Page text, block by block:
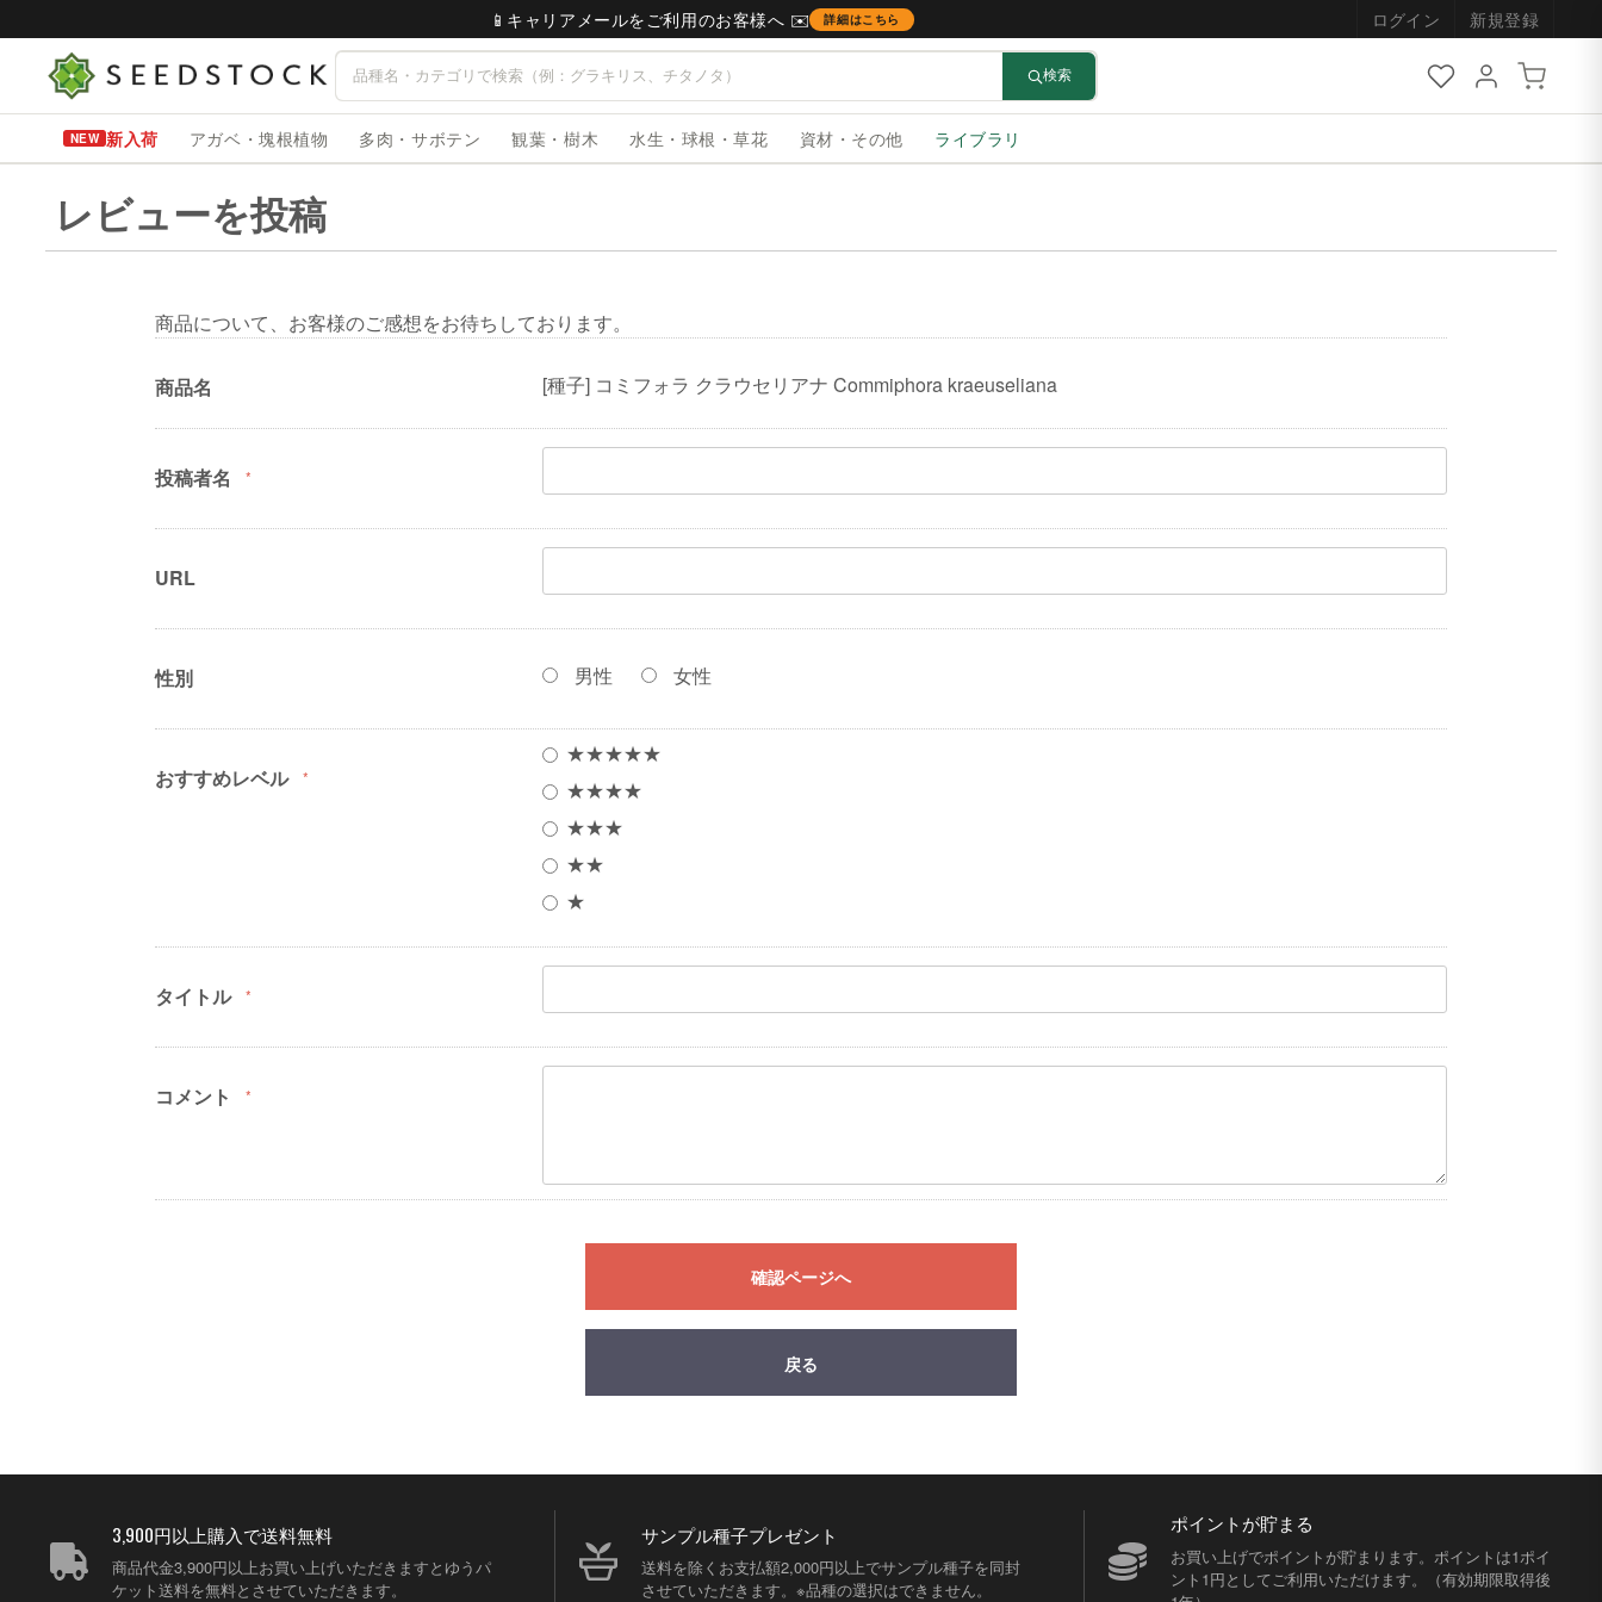
📱キャリアメールをご利用のお客様へ ✉️ 詳細はこちら ログイン 新規登録
検索
新入荷 アガベ・塊根植物 多肉・サボテン 観葉・樹木 水生・球根・草花 資材・その他 ライブラリ
レビューを投稿
商品について、お客様のご感想をお待ちしております。
商品名 [種子] コミフォラ クラウセリアナ Commiphora kraeuseliana
投稿者名 *
URL
性別 男性 女性
おすすめレベル *
★★★★★
★★★★
★★★
★★
★
タイトル *
コメント *
確認ページへ
戻る
3,900円以上購入で送料無料
商品代金3,900円以上お買い上げいただきますとゆうパ
ケット送料を無料とさせていただきます。
サンプル種子プレゼント
送料を除くお支払額2,000円以上でサンプル種子を同封
させていただきます。※品種の選択はできません。
ポイントが貯まる
お買い上げでポイントが貯まります。ポイントは1ポイ
ント1円としてご利用いただけます。（有効期限取得後